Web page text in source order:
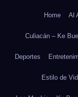
Home Al
Culiacán – Ke
Deportes
Estilo de